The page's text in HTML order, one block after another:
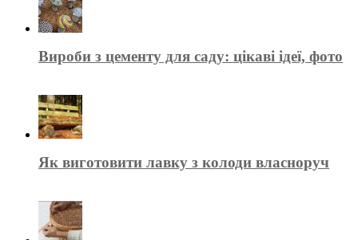
Вироби з цементу для саду: цікаві ідеї, фото
Як виготовити лавку з колоди власноруч